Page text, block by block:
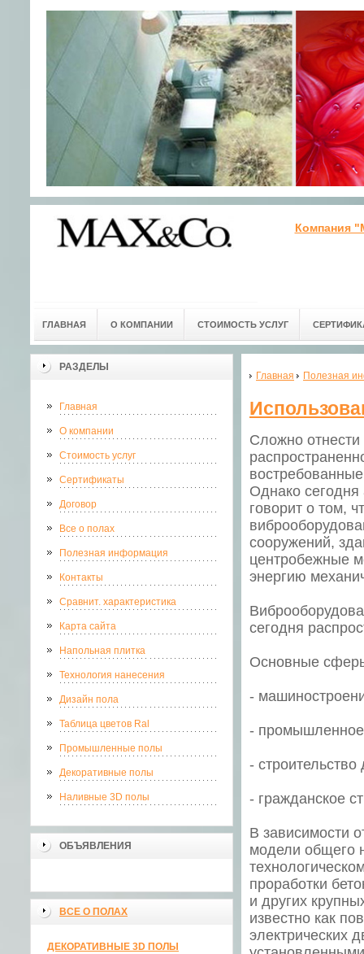
Компания
ГЛАВНАЯ О КОМПАНИИ СТОИМОСТЬ УСЛУГ
РАЗДЕЛЫ
Главная
О компании
Стоимость услуг
Сертификаты
Договор
Все о полах
Полезная информация
Контакты
Сравнит. характеристика
Карта сайта
Напольная плитка
Технология нанесения
Дизайн пола
Таблица цветов Ral
Промышленные полы
Декоративные полы
Наливные 3D полы
ОБЪЯВЛЕНИЯ
ВСЕ О ПОЛАХ
ДЕКОРАТИВНЫЕ 3D ПОЛЫ
Главная Полезная
Сложно отнести
Однако сегодня
говорит о том,
сооружений,
центробежные
энергию
сегодня
Основные
-
- промышленное
- строительство
- гражданское
В зависимости
модели общего
проработки
и других
известно как
электрических